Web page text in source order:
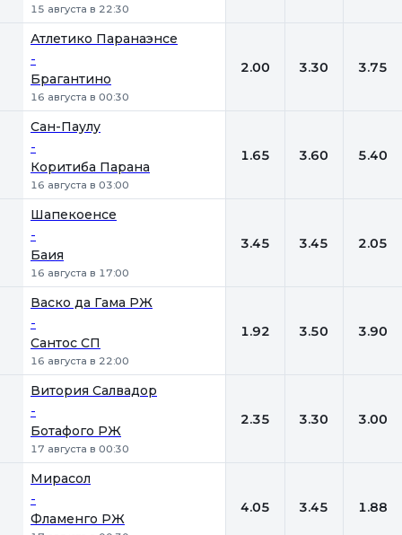
15 августа в 22:30
Атлетико Паранаэнсе
-
Брагантино
16 августа в 00:30
2.00 3.30 3.75
Сан-Паулу
-
Коритиба Парана
16 августа в 03:00
1.65 3.60 5.40
Шапекоенсе
-
Баия
16 августа в 17:00
3.45 3.45 2.05
Васко да Гама РЖ
-
Сантос СП
16 августа в 22:00
1.92 3.50 3.90
Витория Салвадор
-
Ботафого РЖ
17 августа в 00:30
2.35 3.30 3.00
Мирасол
-
Фламенго РЖ
4.05 3.45 1.88